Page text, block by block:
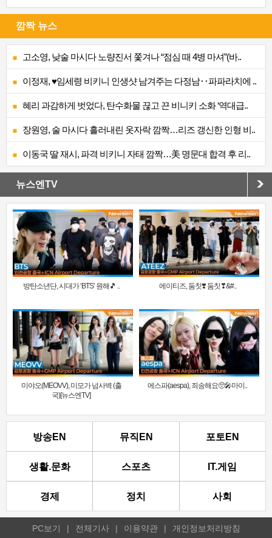
깜짝 뉴스
고소영, 낮술 마시다 노량진서 쫓겨나 “점심 때 4병 마셔”(바..
이정재, ♥임세령 비키니 인생샷 남겨주는 다정남‥파파라치에 ..
혜리 과감하게 벗었다, 탄수화물 끊고 끈 비니키 소화 ‘역대급..
장원영, 술 마시다 흘러내린 옷자락 깜짝…리즈 갱신한 인형 비..
이동국 딸 재시, 파격 비키니 자태 깜짝…美 명문대 합격 후 리..
뉴스엔TV
방탄소년단, 시대가 ‘BTS’ 원해🎵 .. 에이티즈, 둠칫❣️ 둠칫❣&#..
미야오(MEOVV), 미모가 넘사벽 (출
국)[뉴스엔TV]
에스파(aespa), 죄송해요🥺🎤마이..
방송EN 뮤직EN 포토EN
생활.문화 스포츠 IT.게임
경제 정치 사회
PC보기 | 전체기사 | 이용약관 | 개인정보처리방침